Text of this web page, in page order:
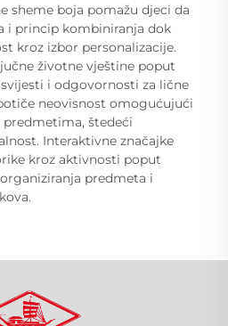
sheme boja pomažu djeci da
i princip kombiniranja dok
kroz izbor personalizacije.
životne vještine poput
i odgovornosti za lične
neovisnost omogućujući
štedeći
Interaktivne značajke
kroz aktivnosti poput
predmeta i